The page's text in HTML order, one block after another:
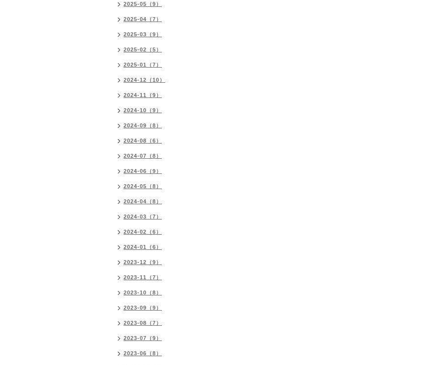
2025-05（9）
2025-04（7）
2025-03（9）
2025-02（5）
2025-01（7）
2024-12（10）
2024-11（9）
2024-10（9）
2024-09（8）
2024-08（6）
2024-07（8）
2024-06（9）
2024-05（8）
2024-04（8）
2024-03（7）
2024-02（6）
2024-01（6）
2023-12（9）
2023-11（7）
2023-10（8）
2023-09（9）
2023-08（7）
2023-07（9）
2023-06（8）